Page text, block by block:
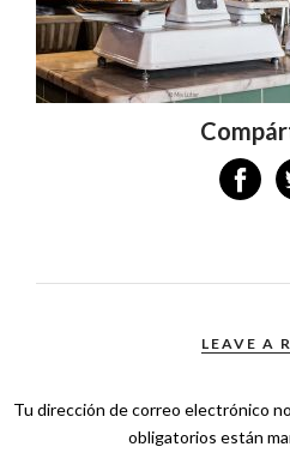
LEAVE A
Tu dirección de correo electrónico
obligatorios están